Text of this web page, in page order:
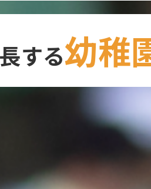
する幼稚